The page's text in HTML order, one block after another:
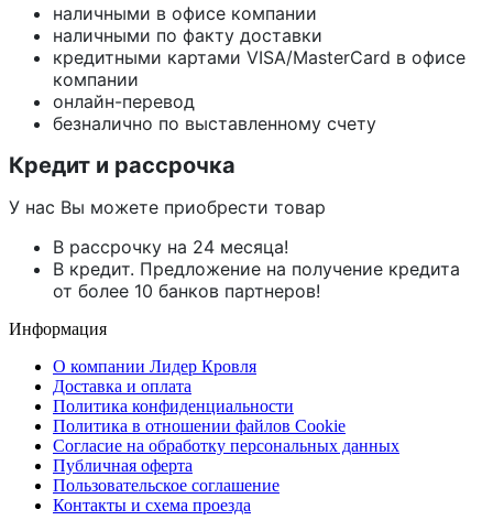
наличными в офисе компании
наличными по факту доставки
кредитными картами VISA/MasterCard в офисе
компании
онлайн-перевод
безналично по выставленному счету
Кредит и рассрочка
У нас Вы можете приобрести товар
В рассрочку на 24 месяца!
В кредит. Предложение на получение кредита
от более 10 банков партнеров!
Информация
О компании Лидер Кровля
Доставка и оплата
Политика конфиденциальности
Политика в отношении файлов Cookie
Согласие на обработку персональных данных
Публичная оферта
Пользовательское соглашение
Контакты и схема проезда